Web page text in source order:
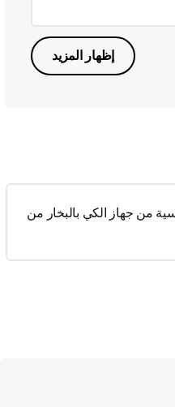
إظهار المزيد
من جهاز الكي بالبخار من